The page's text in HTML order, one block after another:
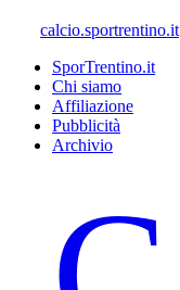
calcio.sportrentino.it
SporTrentino.it
Chi siamo
Affiliazione
Pubblicità
Archivio